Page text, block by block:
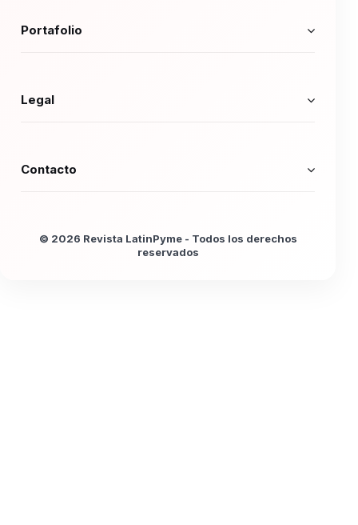
Portafolio
Legal
Contacto
© 2026 Revista LatinPyme - Todos los derechos
reservados